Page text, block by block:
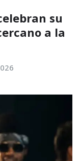
su
a la